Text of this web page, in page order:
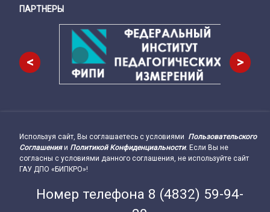
Снизу
ПАРТНЕРЫ
< >
Подвал сайта → влево
Используя сайт, Вы соглашаетесь с условиями Пользовательского
Соглашенияи Политикой Конфиденциальности. Если Вы не
согласны с условиями данного соглашения, не используйте сайт
ГАУ ДПО «БИПКРО»!
Номер телефона 8 (4832) 59-94-